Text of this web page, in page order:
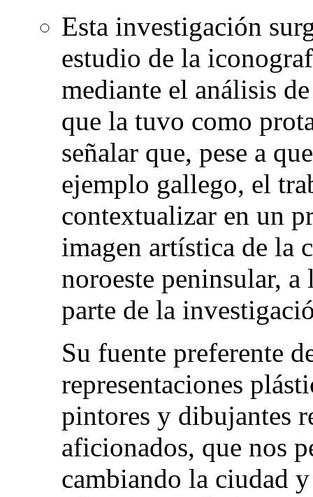
Esta investigación
estudio de la
mediante el análisis
que la tuvo como
señalar que, pese a
ejemplo gallego, el
contextualizar en un
imagen artística de la
noroeste peninsular, a
parte de la
Su fuente preferente
representaciones
pintores y dibujantes
aficionados, que nos
cambiando la ciudad